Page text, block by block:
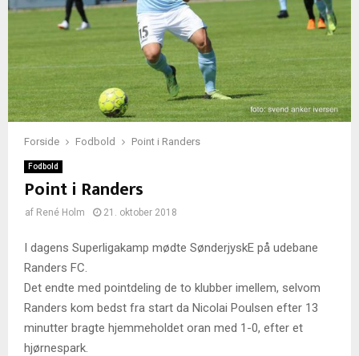
Forside Fodbold Point i Randers
Fodbold
Point i Randers
af René Holm 21. oktober 2018
I dagens Superligakamp mødte SønderjyskE på udebane
Randers FC.
Det endte med pointdeling de to klubber imellem, selvom
Randers kom bedst fra start da Nicolai Poulsen efter 13
minutter bragte hjemmeholdet oran med 1-0, efter et
hjørnespark.